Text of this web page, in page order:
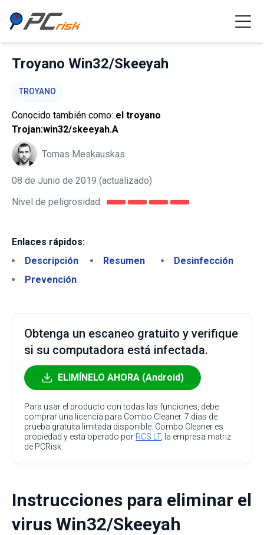
Troyano Win32/Skeeyah
TROYANO
Conocido también como: el troyano
Trojan:win32/skeeyah.A
Tomas Meskauskas
08 de Junio de 2019 (actualizado)
Nivel de peligrosidad:
Enlaces rápidos:
Descripción
Resumen
Desinfección
Prevención
Obtenga un escaneo gratuito y verifique
si su computadora está infectada.
ELIMÍNELO AHORA (Android)
Para usar el producto con todas las funciones, debe
comprar una licencia para Combo Cleaner. 7 días de
prueba gratuita limitada disponible. Combo Cleaner es
propiedad y está operado por RCS LT, la empresa matriz
de PCRisk.
Instrucciones para eliminar el
virus Win32/Skeeyah